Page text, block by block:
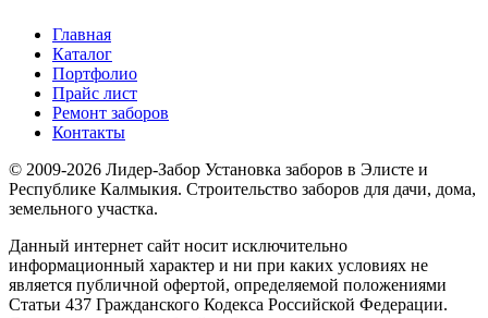
Главная
Каталог
Портфолио
Прайс лист
Ремонт заборов
Контакты
© 2009-2026 Лидер-Забор Установка заборов в Элисте и
Республике Калмыкия. Строительство заборов для дачи, дома,
земельного участка.
Данный интернет сайт носит исключительно
информационный характер и ни при каких условиях не
является публичной офертой, определяемой положениями
Статьи 437 Гражданского Кодекса Российской Федерации.